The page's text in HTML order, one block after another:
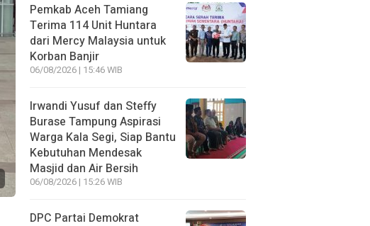
Pemkab Aceh Tamiang
Terima 114 Unit Huntara
dari Mercy Malaysia untuk
Korban Banjir
06/08/2026 | 15:46 WIB
Irwandi Yusuf dan Steffy
Burase Tampung Aspirasi
Warga Kala Segi, Siap Bantu
Kebutuhan Mendesak
Masjid dan Air Bersih
06/08/2026 | 15:26 WIB
DPC Partai Demokrat